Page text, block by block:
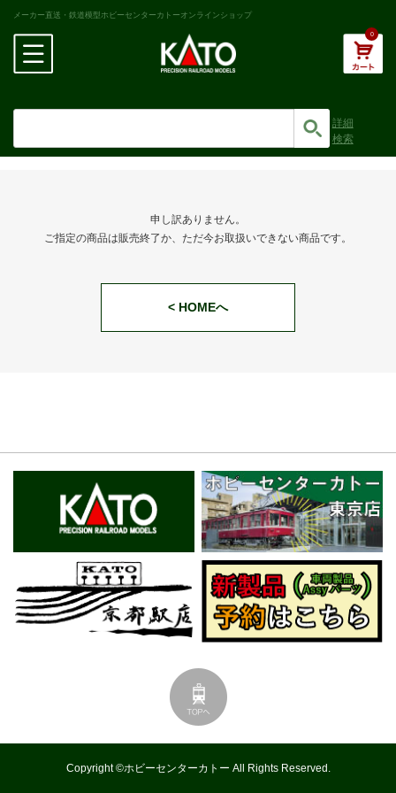
メーカー直送・鉄道模型ホビーセンターカトーオンラインショップ
0
詳細
検索
申し訳ありません。
ご指定の商品は販売終了か、ただ今お取扱いできない商品です。
< HOMEへ
Copyright ©ホビーセンターカトー All Rights Reserved.